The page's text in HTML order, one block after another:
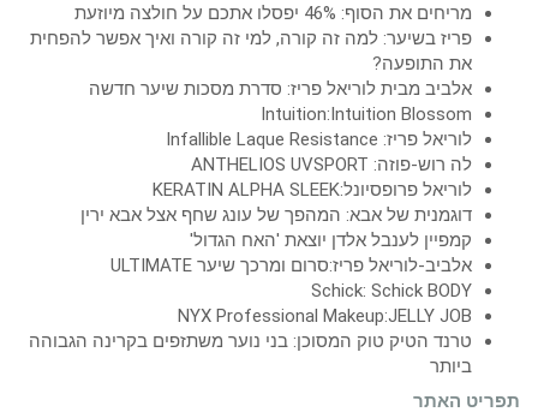
מריחים את הסוף: 46% יפסלו אתכם על חולצה מיוזעת
פריז בשיער: למה זה קורה, למי זה קורה ואיך אפשר להפחית
את התופעה?
אלביב מבית לוריאל פריז: סדרת מסכות שיער חדשה
Intuition:Intuition Blossom
לוריאל פריז: Infallible Laque Resistance
לה רוש-פוזה: ANTHELIOS UVSPORT
לוריאל פרופסיונל:KERATIN ALPHA SLEEK
דוגמנית של אבא: המהפך של עונג שחף אצל אבא ירין
קמפיין לענבל אלדן יוצאת 'האח הגדול'
אלביב-לוריאל פריז:סרום ומרכך שיער ULTIMATE
Schick: Schick BODY
NYX Professional Makeup:JELLY JOB
טרנד הטיק טוק המסוכן: בני נוער משתזפים בקרינה הגבוהה
ביותר
תפריט האתר